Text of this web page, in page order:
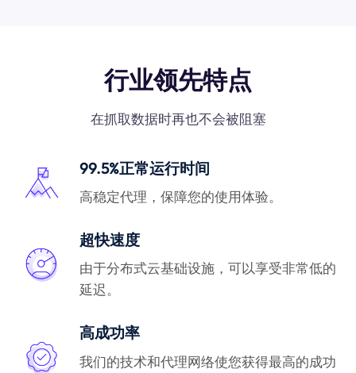
行业领先特点
在抓取数据时再也不会被阻塞
99.5%正常运行时间
高稳定代理，保障您的使用体验。
超快速度
由于分布式云基础设施，可以享受非常低的
延迟。
高成功率
我们的技术和代理网络使您获得最高的成功